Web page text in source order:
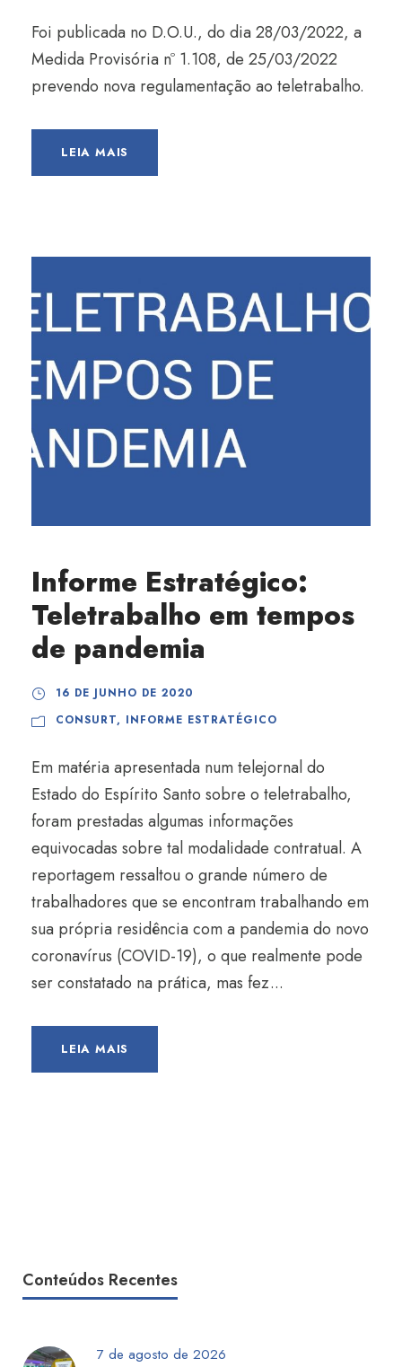
Foi publicada no D.O.U., do dia 28/03/2022, a
Medida Provisória nº 1.108, de 25/03/2022
prevendo nova regulamentação ao teletrabalho.
LEIA MAIS
Informe Estratégico:
Teletrabalho em tempos
de pandemia
16 DE JUNHO DE 2020
CONSURT, INFORME ESTRATÉGICO
Em matéria apresentada num telejornal do
Estado do Espírito Santo sobre o teletrabalho,
foram prestadas algumas informações
equivocadas sobre tal modalidade contratual. A
reportagem ressaltou o grande número de
trabalhadores que se encontram trabalhando em
sua própria residência com a pandemia do novo
coronavírus (COVID-19), o que realmente pode
ser constatado na prática, mas fez...
LEIA MAIS
Conteúdos Recentes
7 de agosto de 2026